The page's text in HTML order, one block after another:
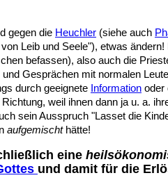
gegen die Heuchler (siehe auch
Leib und Seele"), etwas
befassen), also auch die
Gesprächen mit normalen
durch geeignete Information oder
weil ihnen dann ja u. a.
sein Ausspruch "Lasset die
aufgemischthätte!
eine
und damit für die